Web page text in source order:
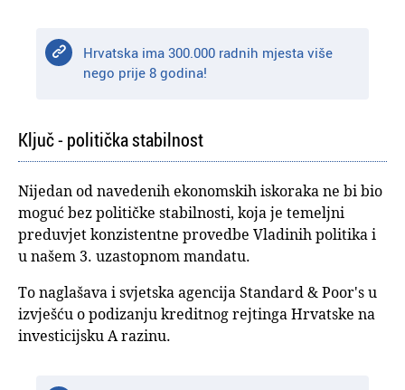
Hrvatska ima 300.000 radnih mjesta više
nego prije 8 godina!
Ključ - politička stabilnost
Nijedan od navedenih ekonomskih iskoraka ne bi bio
moguć bez političke stabilnosti, koja je temeljni
preduvjet konzistentne provedbe Vladinih politika i
u našem 3. uzastopnom mandatu.
To naglašava i svjetska agencija Standard & Poor's u
izvješću o podizanju kreditnog rejtinga Hrvatske na
investicijsku A razinu.